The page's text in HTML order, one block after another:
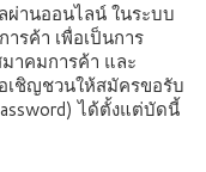
ผ่านออนไลน์ ในระบบ
รค้า เพื่อเป็นการ
าคมการค้า และ
เชิญชวนให้สมัครขอรับ
ได้ตั้งแต่บัดนี้